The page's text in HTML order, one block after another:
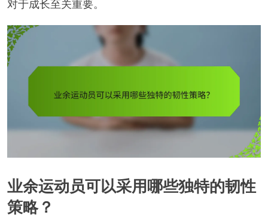
对于成长至关重要。
业余运动员可以采用哪些独特的韧性
策略？